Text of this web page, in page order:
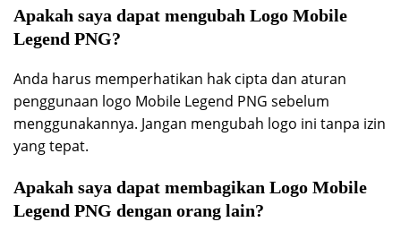
Apakah saya dapat mengubah Logo Mobile
Legend PNG?
Anda harus memperhatikan hak cipta dan aturan
penggunaan logo Mobile Legend PNG sebelum
menggunakannya. Jangan mengubah logo ini tanpa izin
yang tepat.
Apakah saya dapat membagikan Logo Mobile
Legend PNG dengan orang lain?